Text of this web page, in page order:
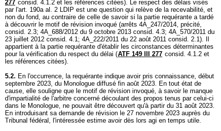
277 consid. 4.1.2 et les références citées). Le respect des délais visés
par l'art. 190a al. 2 LDIP est une question qui relève de la recevabilité, et
non du fond, au contraire de celle de savoir si la partie requérante a tardé
à découvrir le motif de révision invoqué (arrêts 4A_247/2014, précité,
consid. 2.3; 4A_688/2012 du 9 octobre 2013 consid. 4.3; 4A_570/2011 du
23 juillet 2012 consid. 4.1; 4A_222/2011 du 22 août 2011 consid. 2.1). Il
appartient à la partie requérante d'établir les circonstances déterminantes
pour la vérification du respect du délai (ATF 149 III 277 consid. 4.1.2 et
les références citées).
5.2. En l'occurrence, la requérante indique avoir pris connaissance, début
septembre 2023, du Monologue diffusé fin août 2023. En tout état de
cause, elle souligne que le motif de révision invoqué, à savoir le manque
d'impartialité de l'arbitre concerné découlant des propos tenus par celui-ci
dans le Monologue, ne pouvait être découvert qu'à partir du 31 août 2023.
En introduisant sa demande de révision le 27 novembre 2023 auprès du
Tribunal fédéral, l'intéressée estime avoir dès lors agi en temps utile.